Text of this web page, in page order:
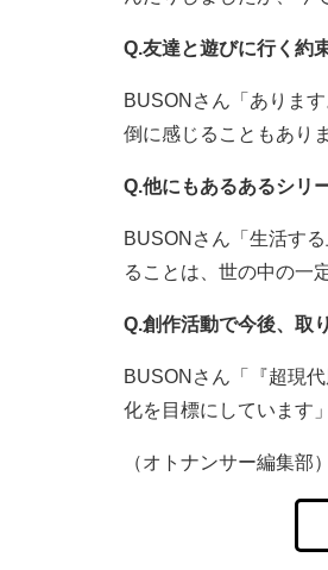
Q.友達と遊びに行く約
BUSONさん「ありま
倒に感じることもあり
Q.他にもあるあるシリ
BUSONさん「生活す
ることは、世の中の一
Q.創作活動で今後、取
BUSONさん「『超現
化を目標にしています」
（オトナンサー編集部）